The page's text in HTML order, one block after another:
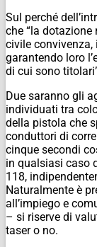
Sul perché
che “la dotazione
civile
garantendo loro
di cui sono
Due saranno gli
individuati tra
della pistola che
conduttori di
cinque secondi
in qualsiasi caso
118,
Naturalmente è
all’impiego e
– si riserve di
taser o no.